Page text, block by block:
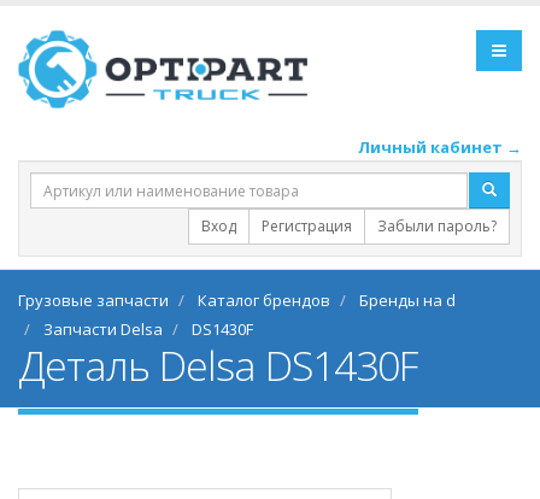
Личный кабинет →
Вход Регистрация Забыли пароль?
Грузовые запчасти Каталог брендов
Бренды на d
Запчасти Delsa
DS1430F
Деталь Delsa DS1430F